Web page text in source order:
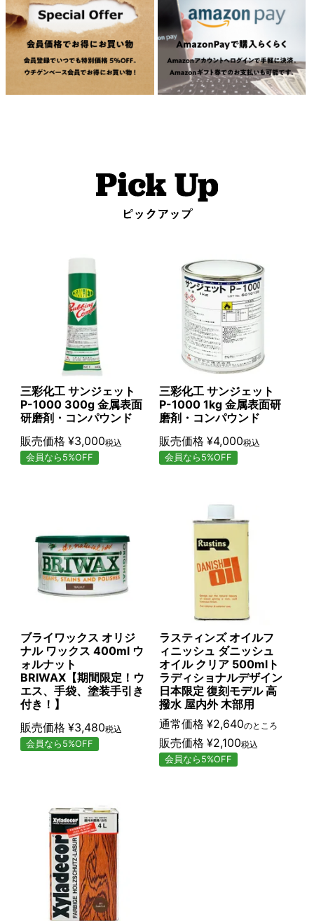
三彩化工 サンジェット
P-1000 300g 金属表面
研磨剤・コンパウンド
販売価格 ¥3,000税込
会員なら5%OFF
三彩化工 サンジェット
P-1000 1kg 金属表面研
磨剤・コンパウンド
販売価格 ¥4,000税込
会員なら5%OFF
ブライワックス オリジ
ナル ワックス 400ml ウ
ォルナット
BRIWAX【期間限定！ウ
エス、手袋、塗装手引き
付き！】
販売価格 ¥3,480税込
会員なら5%OFF
ラスティンズ オイルフ
ィニッシュ ダニッシュ
オイル クリア 500mlト
ラディショナルデザイン
日本限定 復刻モデル 高
撥水 屋内外 木部用
通常価格 ¥2,640のところ
販売価格 ¥2,100税込
会員なら5%OFF